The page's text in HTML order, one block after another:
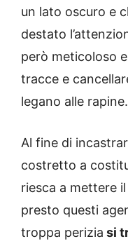
un lato oscuro e
destato
però meticoloso
tracce e
legano alle rapine.
Al fine di
costretto a
riesca a mettere
presto questi
troppa perizia si